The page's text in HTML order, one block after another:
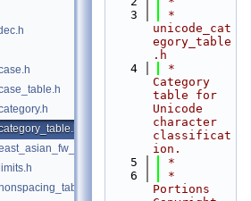
    3
*
unicode_cat
egory_table
.h
    4
*
Category
table for
Unicode
character
classificat
ion.
    5
*
    6
*
Portions